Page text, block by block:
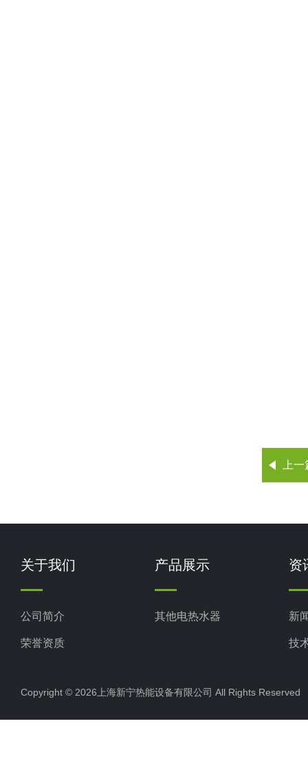
上
关于我们
公司简介
荣誉资质
产品展示
其他电热水器
资
新
技
Copyright © 2026上海新宁热能设备有限公司 All Rights